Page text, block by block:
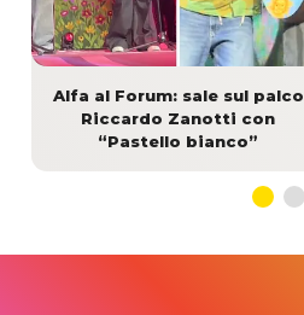
Alfa al Forum: sale sul palco
Riccardo Zanotti con
“Pastello bianco”